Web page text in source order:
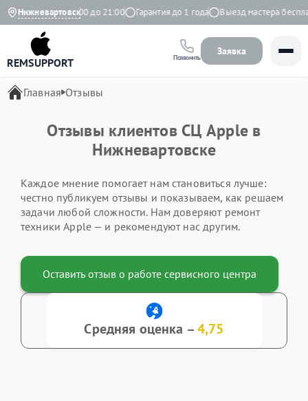
Нижневартовск
Ежедневно с 9:00 до 21:00 Гарантия до 1 года Выезд мастера
REMSUPPORT Позвонить
Заявка
Главная Отзывы
Отзывы клиентов СЦ Apple в
Нижневартовске
Каждое мнение помогает нам становиться лучше:
честно публикуем отзывы и показываем, как решаем
задачи любой сложности. Нам доверяют ремонт
техники Apple — и рекомендуют нас другим.
Оставить отзыв о работе сервисного центра
Средняя оценка –4,75